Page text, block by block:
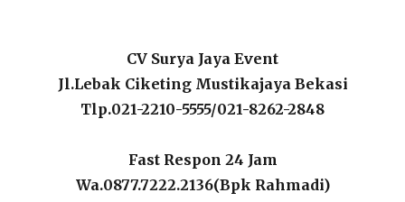
CV Surya Jaya Event
Jl.Lebak Ciketing Mustikajaya Bekasi
Tlp.021-2210-5555/021-8262-2848
Fast Respon 24 Jam
Wa.0877.7222.2136(Bpk Rahmadi)